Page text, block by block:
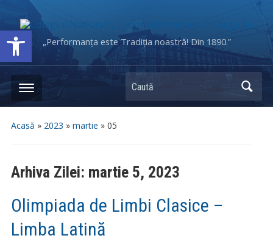
Deschide bara de unelte„Performanța este Tradiția noastră! Din 1890.”
Caută
Acasă » 2023 » martie » 05
Arhiva Zilei: martie 5, 2023
Olimpiada de Limbi Clasice –
Limba Latină